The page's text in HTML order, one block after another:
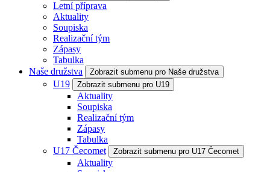
Letní příprava
Aktuality
Soupiska
Realizační tým
Zápasy
Tabulka
Naše družstva
Zobrazit submenu pro Naše družstva
U19 Zobrazit submenu pro U19
Aktuality
Soupiska
Realizační tým
Zápasy
Tabulka
U17 Čecomet
Zobrazit submenu pro U17 Čecomet
Aktuality